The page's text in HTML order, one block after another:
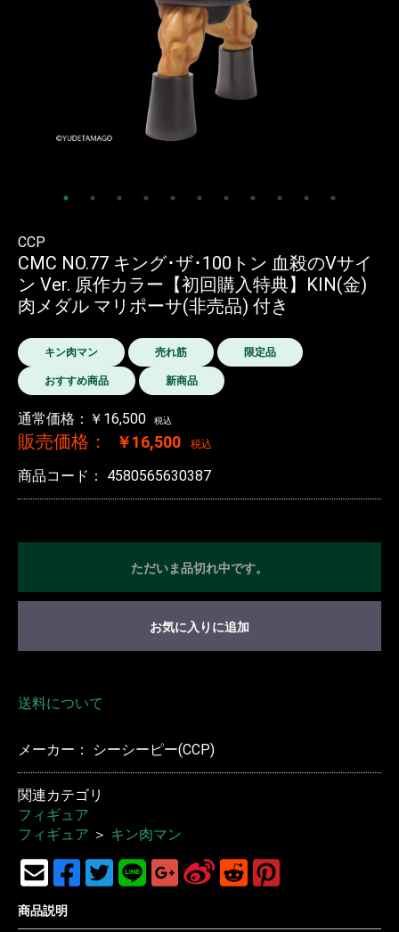
CCP
CMC NO.77 キング･ザ･100トン 血殺のVサイ
ン Ver. 原作カラー【初回購入特典】KIN(金)
肉メダル マリポーサ(非売品) 付き
キン肉マン 売れ筋 限定品
おすすめ商品 新商品
通常価格：￥16,500 税込
販売価格： ￥16,500 税込
商品コード： 4580565630387
ただいま品切れ中です。
お気に入りに追加
送料について
メーカー： シーシーピー(CCP)
関連カテゴリ
フィギュア
フィギュア ＞ キン肉マン
商品説明